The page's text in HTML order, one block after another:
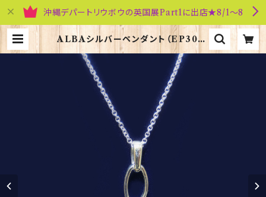
沖縄デパートリウボウの英国展Part1に出店★8/1～8
ALBAシルバーペンダント（EP300）
エナメル ORTAK 70145 | 英国雑
貨専門店ブリティッシュ・ライフ